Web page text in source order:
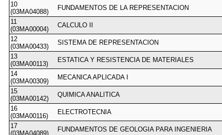
10
(03MA04088)
FUNDAMENTOS DE LA REPRESENTACION
11
(03MA00004)
CALCULO II
12
(03MA00433)
SISTEMA DE REPRESENTACION
13
(03MA00113)
ESTATICA Y RESISTENCIA DE MATERIALES
14
(03MA00309)
MECANICA APLICADA I
15
(03MA00142)
QUIMICA ANALITICA
16
(03MA00116)
ELECTROTECNIA
17
(03MA04089)
FUNDAMENTOS DE GEOLOGIA PARA INGENIERIA